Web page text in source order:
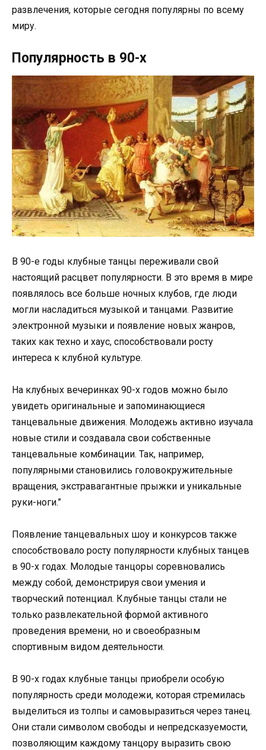
развлечения, которые сегодня популярны по всему
миру.
Популярность в 90-х
В 90-е годы клубные танцы переживали свой
настоящий расцвет популярности. В это время в мире
появлялось все больше ночных клубов, где люди
могли насладиться музыкой и танцами. Развитие
электронной музыки и появление новых жанров,
таких как техно и хаус, способствовали росту
интереса к клубной культуре.
На клубных вечеринках 90-х годов можно было
увидеть оригинальные и запоминающиеся
танцевальные движения. Молодежь активно изучала
новые стили и создавала свои собственные
танцевальные комбинации. Так, например,
популярными становились головокружительные
вращения, экстравагантные прыжки и уникальные
руки-ноги.”
Появление танцевальных шоу и конкурсов также
способствовало росту популярности клубных танцев
в 90-х годах. Молодые танцоры соревновались
между собой, демонстрируя свои умения и
творческий потенциал. Клубные танцы стали не
только развлекательной формой активного
проведения времени, но и своеобразным
спортивным видом деятельности.
В 90-х годах клубные танцы приобрели особую
популярность среди молодежи, которая стремилась
выделиться из толпы и самовыразиться через танец.
Они стали символом свободы и непредсказуемости,
позволяющим каждому танцору выразить свою